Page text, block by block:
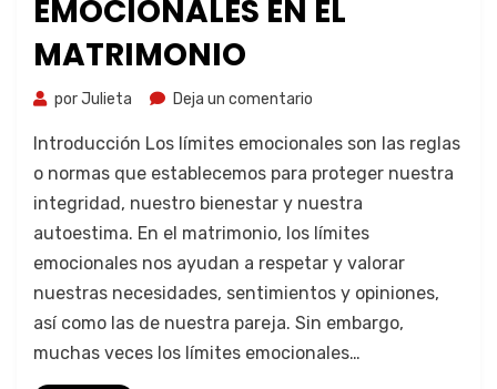
EMOCIONALES EN EL
MATRIMONIO
porJulieta Deja un comentario
Introducción Los límites emocionales son las reglas
o normas que establecemos para proteger nuestra
integridad, nuestro bienestar y nuestra
autoestima. En el matrimonio, los límites
emocionales nos ayudan a respetar y valorar
nuestras necesidades, sentimientos y opiniones,
así como las de nuestra pareja. Sin embargo,
muchas veces los límites emocionales…